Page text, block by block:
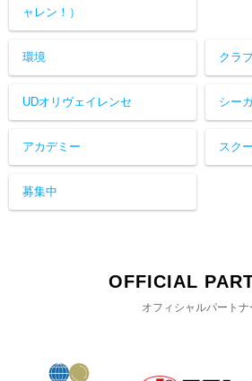
ャレン！）
環境 クラ
UDオリヴェイレンセ シー
アカデミー スク
募集中
OFFICIAL
オフィシャルパートナ